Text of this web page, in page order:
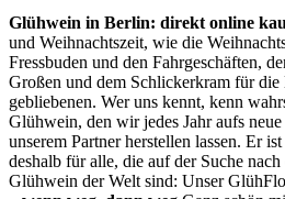
Glühwein in Berlin: direkt online
und Weihnachtszeit, wie die
Fressbuden und den Fahrgeschäften,
Großen und dem Schlickerkram für
gebliebenen. Wer uns kennt, kenn
Glühwein, den wir jedes Jahr aufs
unserem Partner herstellen lassen. Er
deshalb für alle, die auf der Suche
Glühwein der Welt sind: Unser